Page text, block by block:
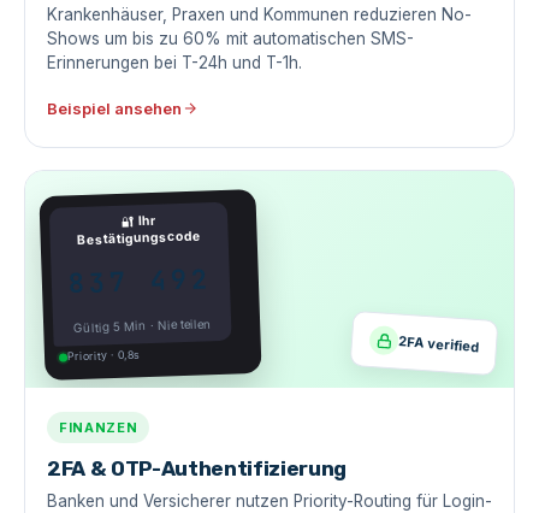
Krankenhäuser, Praxen und Kommunen reduzieren No-
Shows um bis zu 60% mit automatischen SMS-
Erinnerungen bei T-24h und T-1h.
Beispiel ansehen
🔐 Ihr
Bestätigungscode
837 492
Gültig 5 Min · Nie teilen
Priority · 0,8s 2FA verified
FINANZEN
2FA & OTP-Authentifizierung
Banken und Versicherer nutzen Priority-Routing für Login-